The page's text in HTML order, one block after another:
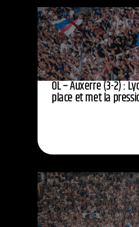
OL – Auxerre (3-2) :
place et met la